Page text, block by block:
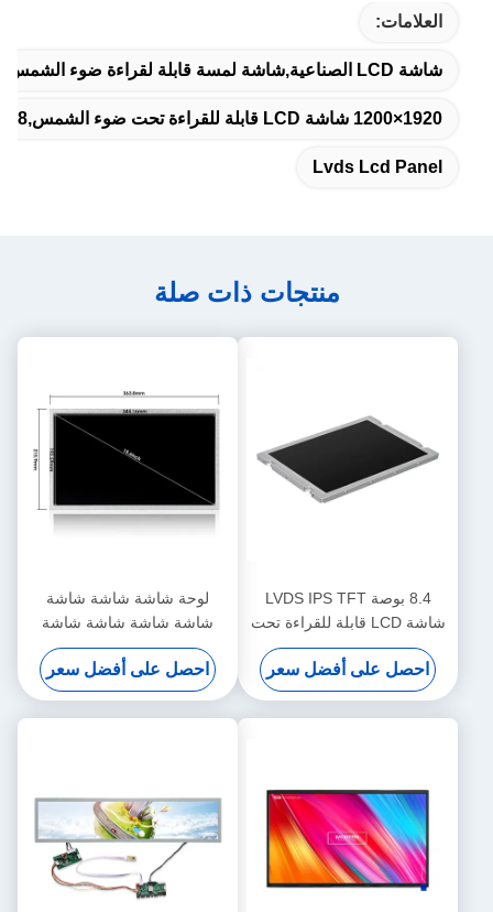
العلامات:
شاشة LCD الصناعية,شاشة لمسة قابلة لقراءة ضوء الشمس,لوحة شاشة LCD
1920×1200 شاشة LCD قابلة للقراءة تحت ضوء الشمس,8 شاشة LCD قابلة للقراءة تحت أشعة الشمس
Lvds Lcd Panel
منتجات ذات صلة
8.4 بوصة LVDS IPS TFT
شاشة LCD قابلة للقراءة تحت
ضوء الشمس 1200nits
800x600
احصل على أفضل سعر
لوحة شاشة شاشة شاشة
شاشة شاشة شاشة شاشة
شاشة شاشة شاشة شاشة
شاشة شاشة
احصل على أفضل سعر